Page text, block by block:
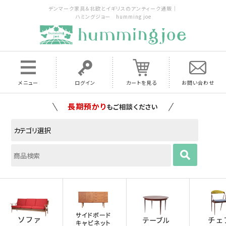
デンマーク家具＆北欧とイギリスのアンティーク通販｜
ハミングジョー humming joe
メニュー ログイン カートを見る お問い合わせ
家具の配送料は全国当店で負担いたします